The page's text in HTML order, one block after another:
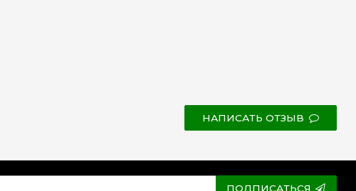
НАПИСАТЬ ОТЗЫВ
ПОДПИСАТЬСЯ